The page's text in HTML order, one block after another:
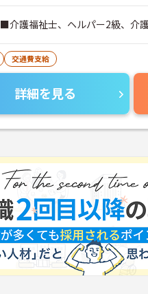
■介護福祉士、ヘルパー2級、介
交通費支給
詳細を見る